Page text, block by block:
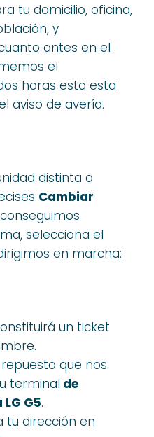
tu domicilio, oficina,
y
antes en el
el
horas esta esta
aviso de avería.
distinta a
Cambiar
selecciona el
en marcha:
un ticket
que nos
terminal de
G5.
tu dirección en